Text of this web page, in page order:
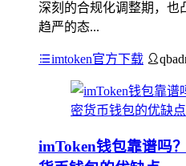
深刻的合规化调整期，也
趋严的态...
imtoken官方下载
imToken钱包靠谱吗